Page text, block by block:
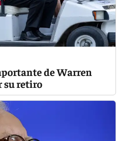
de Warren
su retiro